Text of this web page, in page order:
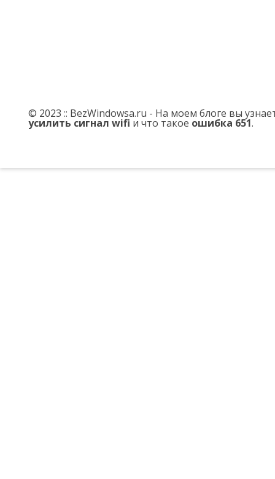
© 2023 :: BezWindowsa.ru - На моем блоге вы
усилить сигнал wifi и что такое ошибка 651.